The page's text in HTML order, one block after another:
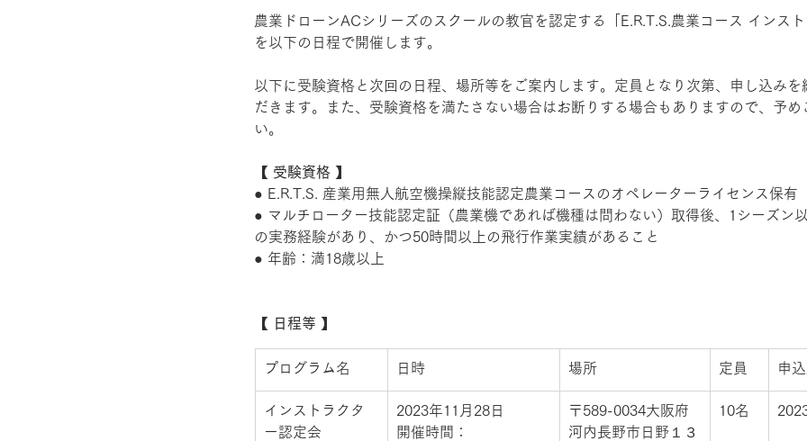
農業ドローンACシリーズのスクールの教官を認定する「E.R.T.S.農業コース インス
を以下の日程で開催します。
以下に受験資格と次回の日程、場所等をご案内します。定員となり次第、申し込みを
だきます。また、受験資格を満たさない場合はお断りする場合もありますので、予め
い。
【 受験資格 】
● E.R.T.S. 産業用無人航空機操縦技能認定農業コースのオペレーターライセンス保有
● マルチローター技能認定証（農業機であれば機種は問わない）取得後、1シーズン
の実務経験があり、かつ50時間以上の飛行作業実績があること
● 年齢：満18歳以上
【 日程等 】
​プログラム名 日時 場所 定員 申
インストラクタ
ー認定会
2023年11月28日
開催時間：
〒589-0034大阪府
河内長野市日野１３
10名